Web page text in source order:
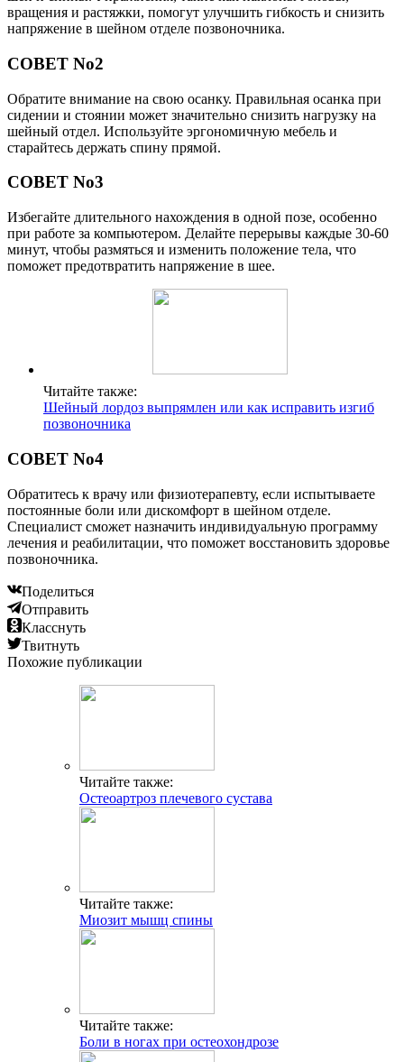
вращения и растяжки, помогут улучшить гибкость и снизить
напряжение в шейном отделе позвоночника.
СОВЕТ No2
Обратите внимание на свою осанку. Правильная осанка при
сидении и стоянии может значительно снизить нагрузку на
шейный отдел. Используйте эргономичную мебель и
старайтесь держать спину прямой.
СОВЕТ No3
Избегайте длительного нахождения в одной позе, особенно
при работе за компьютером. Делайте перерывы каждые 30-60
минут, чтобы размяться и изменить положение тела, что
поможет предотвратить напряжение в шее.
Читайте также:
Шейный лордоз выпрямлен или как исправить изгиб
позвоночника
СОВЕТ No4
Обратитесь к врачу или физиотерапевту, если испытываете
постоянные боли или дискомфорт в шейном отделе.
Специалист сможет назначить индивидуальную программу
лечения и реабилитации, что поможет восстановить здоровье
позвоночника.
Поделиться
Отправить
Класснуть
Твитнуть
Похожие публикации
Читайте также:
Остеоартроз плечевого сустава
Читайте также:
Миозит мышц спины
Читайте также:
Боли в ногах при остеохондрозе